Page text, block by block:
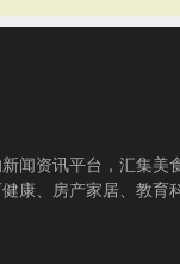
闻资讯平台，汇集美
康、房产家居、教育